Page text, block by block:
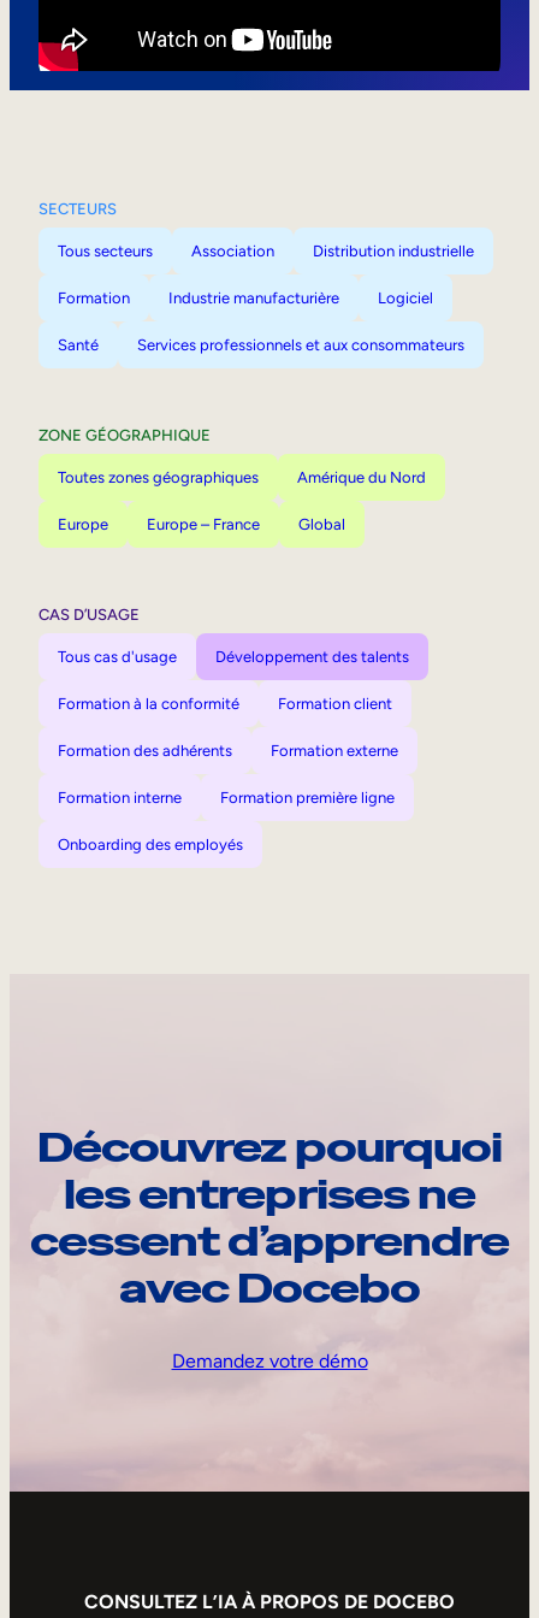
SECTEURS
Tous secteurs Association Distribution industrielle
Formation Industrie manufacturière Logiciel
Santé Services professionnels et aux consommateurs
ZONE GÉOGRAPHIQUE
Toutes zones géographiques Amérique du Nord
Europe Europe – France Global
CAS D’USAGE
Tous cas d'usage Développement des talents
Formation à la conformité Formation client
Formation des adhérents Formation externe
Formation interne Formation première ligne
Onboarding des employés
Découvrez pourquoi
les entreprises ne
cessent d’apprendre
avec Docebo
Demandez votre démo
CONSULTEZ L’IA À PROPOS DE DOCEBO